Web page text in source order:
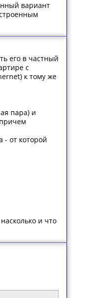
вариант
его в частный
с
к тому же
пара) и
- от которой
и что